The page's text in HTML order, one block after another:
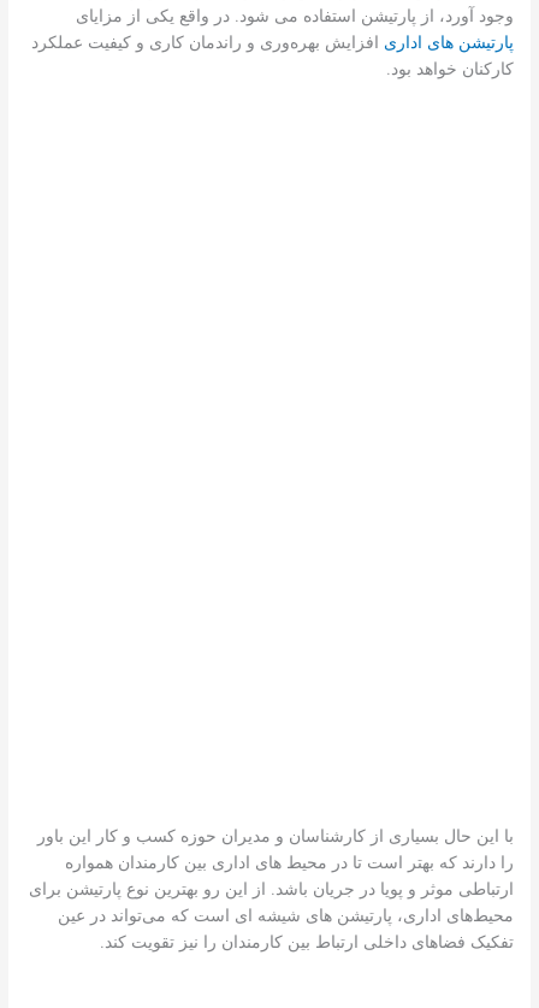
وجود آورد، از پارتیشن استفاده می شود. در واقع یکی از مزایای
پارتیشن های اداری افزایش بهره‌وری و راندمان کاری و کیفیت عملکرد
کارکنان خواهد بود.
با این حال بسیاری از کارشناسان و مدیران حوزه کسب و کار این باور
را دارند که بهتر است تا در محیط های اداری بین کارمندان همواره
ارتباطی موثر و پویا در جریان باشد. از این رو بهترین نوع پارتیشن برای
محیط‌های اداری، پارتیشن های شیشه ای است که می‌تواند در عین
تفکیک فضاهای داخلی ارتباط بین کارمندان را نیز تقویت کند.